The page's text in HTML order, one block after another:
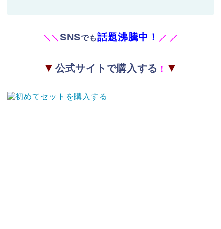
＼ ＼SNSでも話題沸騰中！ ／ ／
▼ 公式サイトで購入する ！ ▼